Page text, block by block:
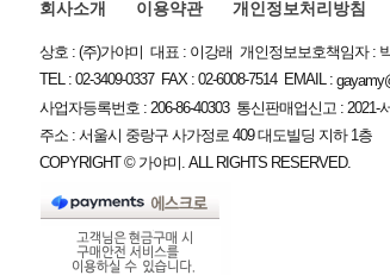
회사소개 이용약관 개인정보처리방침
상호 : (주)가야미 대표 : 이강래 개인정보보호책임자 :
TEL : 02-3409-0337 FAX : 02-6008-7514 EMAIL :
사업자등록번호 : 206-86-40303 통신판매업신고 : 2021-
주소 : 서울시 중랑구 사가정로 409 대도빌딩 지하 1층
COPYRIGHT © 가야미. ALL RIGHTS RESERVED.